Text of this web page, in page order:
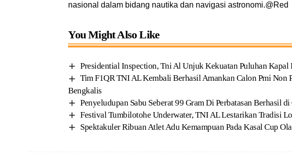
nasional dalam bidang nautika dan navigasi astronomi.@Red
You Might Also Like
Presidential Inspection, Tni Al Unjuk Kekuatan Puluhan Kapal
Tim F1QR TNI AL Kembali Berhasil Amankan Calon Pmi Non
Bengkalis
Penyeludupan Sabu Seberat 99 Gram Di Perbatasan Berhasil
Festival Tumbilotohe Underwater, TNI AL Lestarikan Tradisi
Spektakuler Ribuan Atlet Adu Kemampuan Pada Kasal Cup